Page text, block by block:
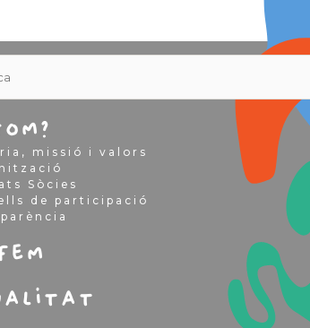
missió i valors
Sòcies
de participació